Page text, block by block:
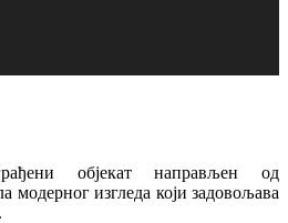
објекат направљен од
модерног изгледа који задовољава